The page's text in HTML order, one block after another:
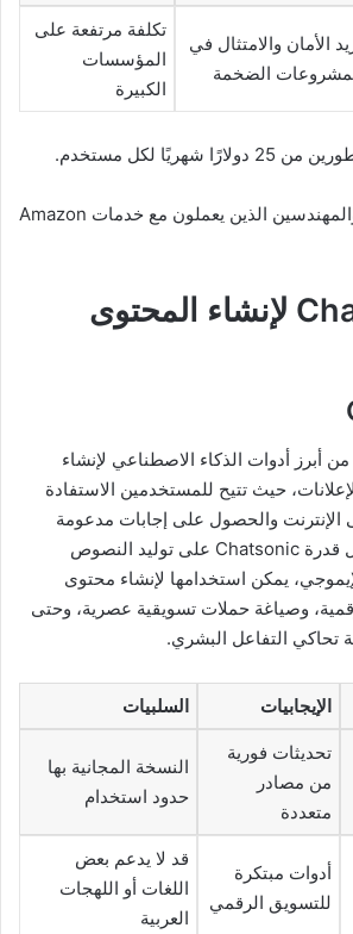
الأمان والامتثال في
الضخمة
تكلفة مرتفعة على
المؤسسات
الكبيرة
شهريًا لكل مستخدم.
المطورين والمهندسين الذين يعملون مع خدمات Amazon
بدائل ChatGPT لإنشاء المحتوى
أبرز أدوات الذكاء الاصطناعي لإنشاء
حيث تتيح للمستخدمين الاستفادة
والحصول على إجابات مدعومة
بأحدث البيانات. وبفضل قدرة Chatsonic على توليد النصوص
يمكن استخدامها لإنشاء محتوى
وصياغة حملات تسويقية عصرية، وحتى
تحاكي التفاعل البشري.
الإيجابيات السلبيات
تحديثات فورية
من مصادر
متعددة
النسخة المجانية بها
حدود استخدام
أدوات مبتكرة
للتسويق الرقمي
قد لا يدعم بعض
اللغات أو اللهجات
العربية